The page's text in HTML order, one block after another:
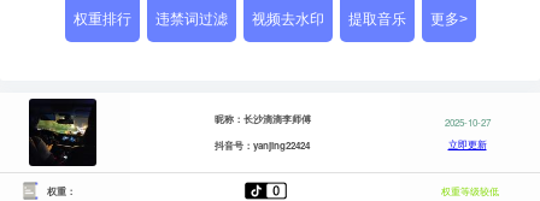
权重排行 违禁词过滤 视频去水印 提取音乐 更多>
昵称：长沙滴滴李师傅
抖音号：yanjing22424
2025-10-27
立即更新
权重： 权重等级较低